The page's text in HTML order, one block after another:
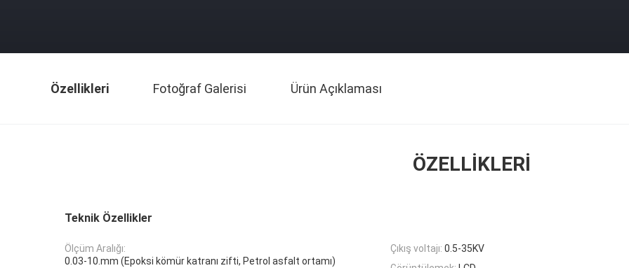
Özellikleri Fotoğraf Galerisi Ürün Açıklaması
ÖZELLIKLERI
Teknik Özellikler
Ölçüm Aralığı:
0.03-10.mm (Epoksi kömür katranı zifti, Petrol asfalt ortamı)
Çıkış voltajı: 0.5-35KV